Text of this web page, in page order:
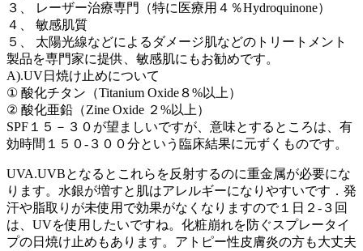
３、 レーザー治療専門（特に医療用４％Hydroquinone）
４、 敏感肌質
５、 太陽光線などによるダメージ肌などのトリートメント
製品を専門家に提供、敏感肌にもお勧めです。
A).UV日焼け止めについて
① 酸化チタン（Titanium Oxide８%以上）
② 酸化亜鉛（Zine Oxide ２%以上）
SPF１５－３０が望ましいですが、意味とするところは、有
効時間１５０-３００分という臨床結果に元ずくものです。
UVA.UVBとなるとこれらを反射するのに重金属が必要にな
ります。水銀が増すと肌はアレルギーになりやすいです．発
汗や脂取りが未使用で効果がなくなりますので１日２-３回
は、UVを使用したいですね。化粧崩れを防ぐスプレータイ
プの日焼け止めもあります。アトピー性皮膚炎の方も大丈夫